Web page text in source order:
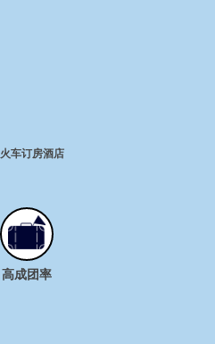
火车订房酒店
高成团率